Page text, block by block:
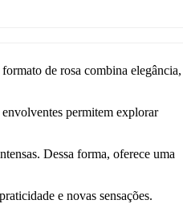
de rosa combina elegância,
permitem explorar
Dessa forma, oferece uma
e novas sensações.